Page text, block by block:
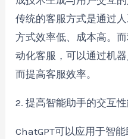
传统的客服方式是通过
方式效率低、成本高。
动化客服，可以通过机
而提高客服效率。
2. 提高智能助手的交互
ChatGPT可以应用于智